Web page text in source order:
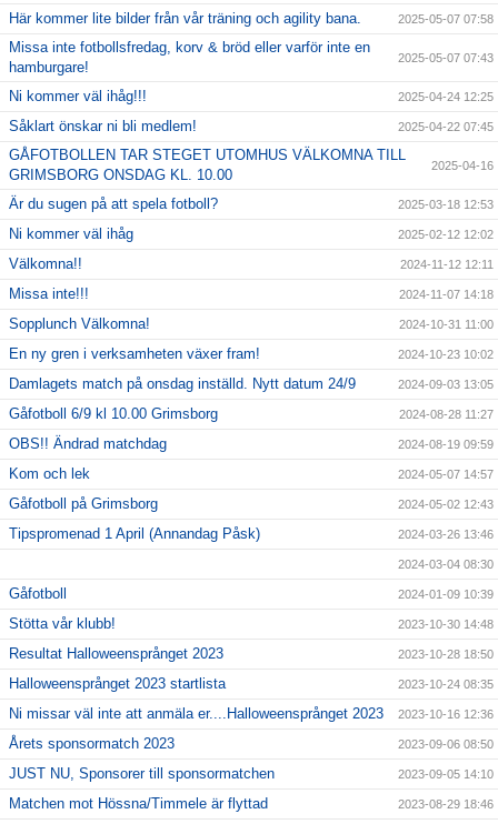
Här kommer lite bilder från vår träning och agility bana. 2025-05-07 07:58
Missa inte fotbollsfredag, korv & bröd eller varför inte en
hamburgare!
2025-05-07 07:43
Ni kommer väl ihåg!!! 2025-04-24 12:25
Såklart önskar ni bli medlem! 2025-04-22 07:45
GÅFOTBOLLEN TAR STEGET UTOMHUS VÄLKOMNA TILL
GRIMSBORG ONSDAG KL. 10.00
2025-04-16
Är du sugen på att spela fotboll? 2025-03-18 12:53
Ni kommer väl ihåg 2025-02-12 12:02
Välkomna!! 2024-11-12 12:11
Missa inte!!! 2024-11-07 14:18
Sopplunch Välkomna! 2024-10-31 11:00
En ny gren i verksamheten växer fram! 2024-10-23 10:02
Damlagets match på onsdag inställd. Nytt datum 24/9 2024-09-03 13:05
Gåfotboll 6/9 kl 10.00 Grimsborg 2024-08-28 11:27
OBS!! Ändrad matchdag 2024-08-19 09:59
Kom och lek 2024-05-07 14:57
Gåfotboll på Grimsborg 2024-05-02 12:43
Tipspromenad 1 April (Annandag Påsk) 2024-03-26 13:46
2024-03-04 08:30
Gåfotboll 2024-01-09 10:39
Stötta vår klubb! 2023-10-30 14:48
Resultat Halloweensprånget 2023 2023-10-28 18:50
Halloweensprånget 2023 startlista 2023-10-24 08:35
Ni missar väl inte att anmäla er....Halloweensprånget 2023 2023-10-16 12:36
Årets sponsormatch 2023 2023-09-06 08:50
JUST NU, Sponsorer till sponsormatchen 2023-09-05 14:10
Matchen mot Hössna/Timmele är flyttad 2023-08-29 18:46